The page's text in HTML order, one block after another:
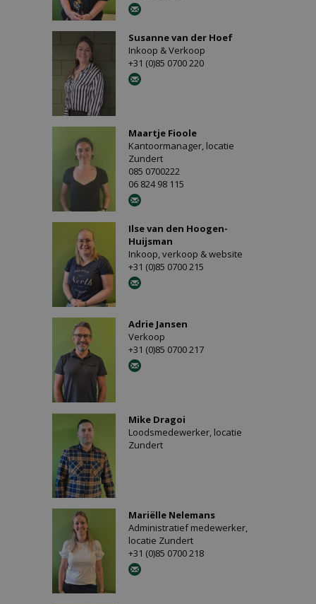
Susanne van der Hoef
Inkoop & Verkoop
+31 (0)85 0700 220
Maartje Fioole
Kantoormanager, locatie
Zundert
085 0700222
06 824 98 115
Ilse van den Hoogen-
Huijsman
Inkoop, verkoop & website
+31 (0)85 0700 215
Adrie Jansen
Verkoop
+31 (0)85 0700 217
Mike Dragoi
Loodsmedewerker, locatie
Zundert
Mariëlle Nelemans
Administratief medewerker,
locatie Zundert
+31 (0)85 0700 218